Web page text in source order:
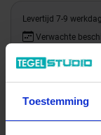
Toestemming
Levertijd 7-9
Verwachte
Verzending via